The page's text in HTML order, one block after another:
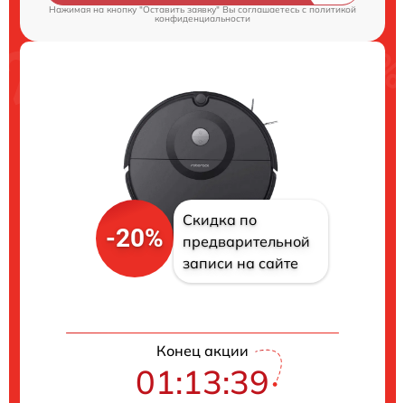
Нажимая на кнопку "Оставить заявку" Вы соглашаетесь cполитикой
конфиденциальности
-20%
Скидка по
предварительной
записи на сайте
Конец акции
01:13:38